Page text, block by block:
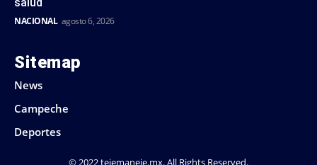
NACIONAL agosto 6, 2026
Sitemap
News
Campeche
Deportes
© 2022 tejemaneje.mx. All Rights Reserved.